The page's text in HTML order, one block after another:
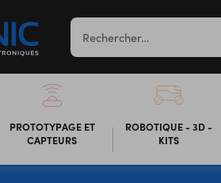
PROTOTYPAGE ET
CAPTEURS
ROBOTIQUE - 3D -
KITS